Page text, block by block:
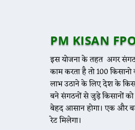
PM KISAN
इस योजना के तहत अगर
काम करता है तो 100
लाभ उठाने के लिए देश के
बने संगठनों से जुड़े किसानों
बेहद आसान होगा। एक और
रेट मिलेगा।